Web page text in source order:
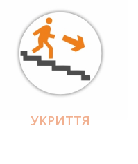
УКРИТТЯ